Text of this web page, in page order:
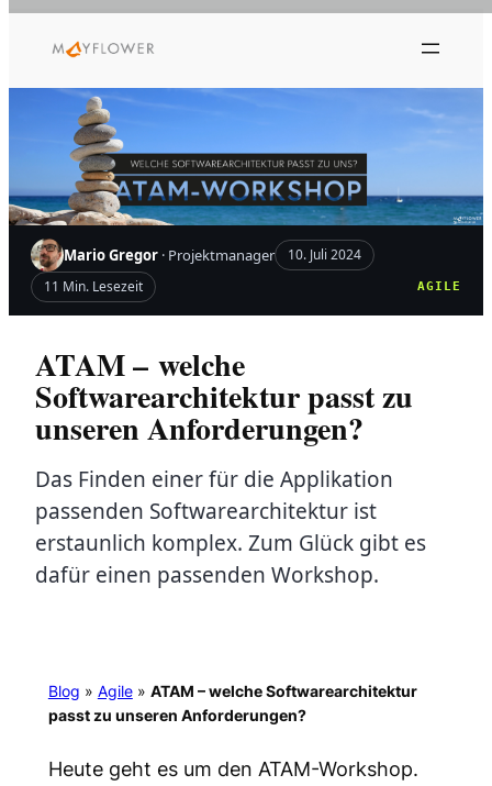
Inhalt
Mario Gregor · Projektmanager
10. Juli 2024
11 Min. Lesezeit
AGILE
ATAM – welche
Softwarearchitektur passt zu
unseren Anforderungen?
Das Finden einer für die Applikation
passenden Softwarearchitektur ist
erstaunlich komplex. Zum Glück gibt es
dafür einen passenden Workshop.
Blog » Agile» ATAM – welche Softwarearchitektur
passt zu unseren Anforderungen?
Heute geht es um den ATAM-Workshop.